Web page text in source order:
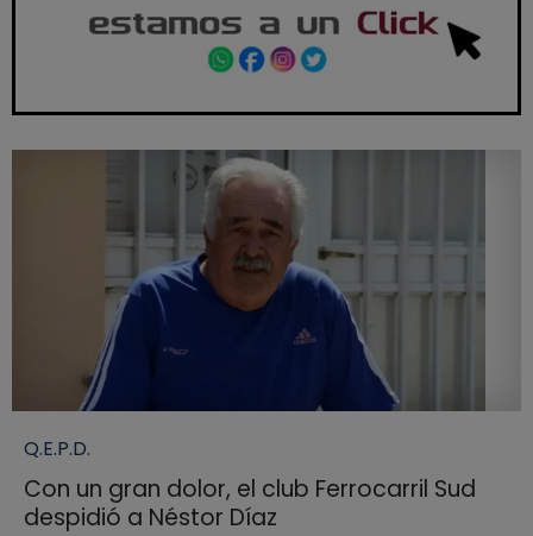
Q.E.P.D.
Con un gran dolor, el club Ferrocarril Sud
despidió a Néstor Díaz